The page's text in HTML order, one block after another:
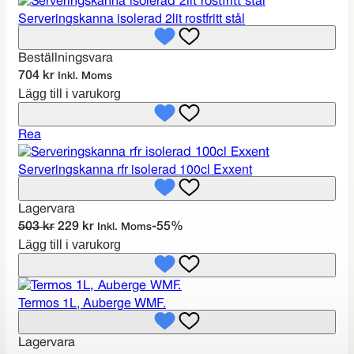
Serveringskanna isolerad 2lit rostfritt stål
Beställningsvara
704 kr Inkl. Moms
Lägg till i varukorg
Rea
r
o
u
k
e
p
å
e
Serveringskanna rfr isolerad 100cl Exxent
Lagervara
503kr D
u
s
r
229 krD
e
n
u
v
Inkl. Moms-55%
Lägg till i varukorg
Termos 1L, Auberge WMF.
Lagervara